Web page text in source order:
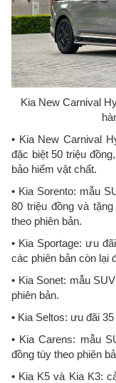
Kia New Carnival
• Kia New Carnival
đặc biệt 50 triệu
bảo hiểm vật chất.
• Kia Sorento: mẫu
80 triệu đồng và
theo phiên bản.
• Kia Sportage: ưu
các phiên bản còn lại
• Kia Sonet: mẫu
phiên bản.
• Kia Seltos: ưu đãi
• Kia Carens: mẫu
đồng tùy theo phiên
• Kia K5 và Kia K3: